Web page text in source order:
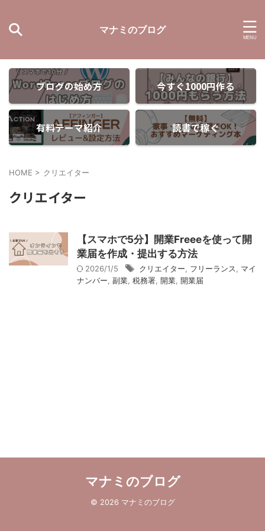
マナミのブログ
ブログの始め方 今すぐ1000円作る
有料テーマ紹介 読書で稼ぐ
HOME > クリエイター
クリエイター
【スマホで5分】開業Freeeを使って開
業届を作成・提出する方法
2026/1/5 クリエイター フリーランス
マイ
ナンバー 副業 税務署 開業 開業届
マナミのブログ
© 2026 マナミのブログ